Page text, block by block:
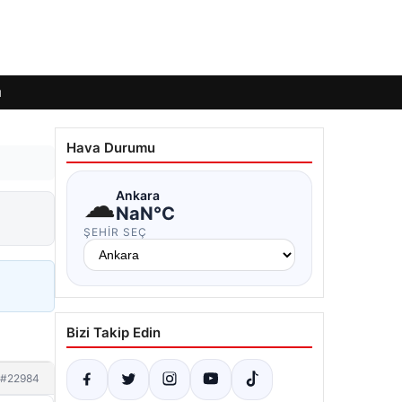
#22984
Hava Durumu
☁Ankara
NaN°C
ŞEHIR SEÇ
Bizi Takip Edin